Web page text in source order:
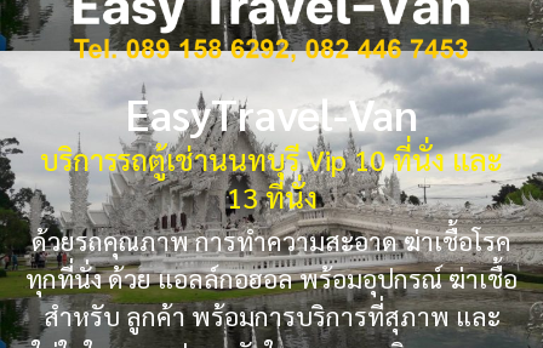
EasyTravel-Van
บริการรถตู้เช่านนทบุรี Vip 10 ที่นั่ง และ
13 ที่นั่ง
ด้วยรถคุณภาพ การทำความสะอาด ฆ่าเชื้อโรค
ทุกที่นั่ง ด้วย แอลล์กอฮอล พร้อมอุปกรณ์ ฆ่าเชื้อ
สำหรับ ลูกค้า พร้อมการบริการที่สุภาพ และ